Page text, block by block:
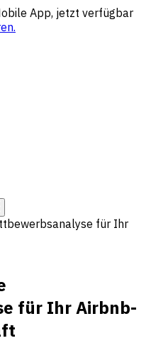
App, jetzt verfügbar
für Ihr
für Ihr Airbnb-